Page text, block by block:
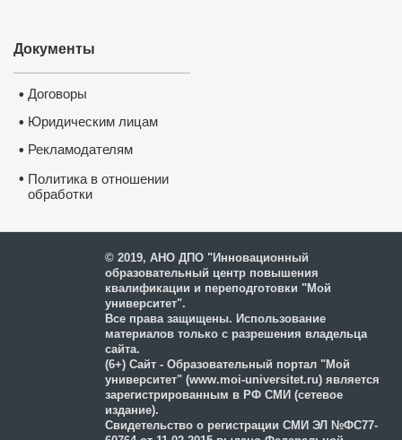
Документы
• Договоры
• Юридическим лицам
• Рекламодателям
• Политика в отношении
обработки
© 2019, АНО ДПО "Инновационный
образовательный центр повышения
квалификации и переподготовки "Мой
университет".
Все права защищены. Использование
материалов только с разрешения владельца
сайта.
(6+) Сайт - Образовательный портал "Мой
университет" (www.moi-universitet.ru) является
зарегистрированным в РФ СМИ (сетевое
издание).
Свидетельство о регистрации СМИ ЭЛ №ФС77-